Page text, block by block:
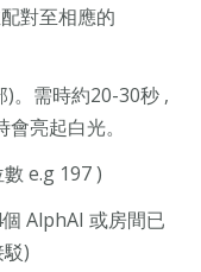
對至相應的
。需時約20-30秒 ,
亮起白光。
e.g 197 )
AlphAI 或房間已
)